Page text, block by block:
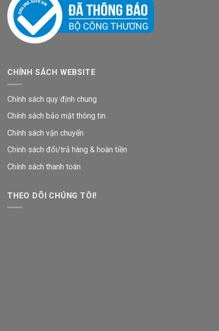
CHÍNH SÁCH WEBSITE
Chính sách quy định chung
Chính sách bảo mật thông tin
Chính sách vận chuyển
Chinh sách đổi/trả hàng & hoàn tiền
Chính sách thanh toán
THEO DÕI CHÚNG TÔI!